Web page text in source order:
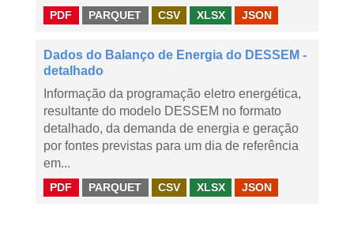
PDF PARQUET CSV XLSX JSON
Dados do Balanço de Energia do DESSEM -
detalhado
Informação da programação eletro energética,
resultante do modelo DESSEM no formato
detalhado, da demanda de energia e geração
por fontes previstas para um dia de referência
em...
PDF PARQUET CSV XLSX JSON